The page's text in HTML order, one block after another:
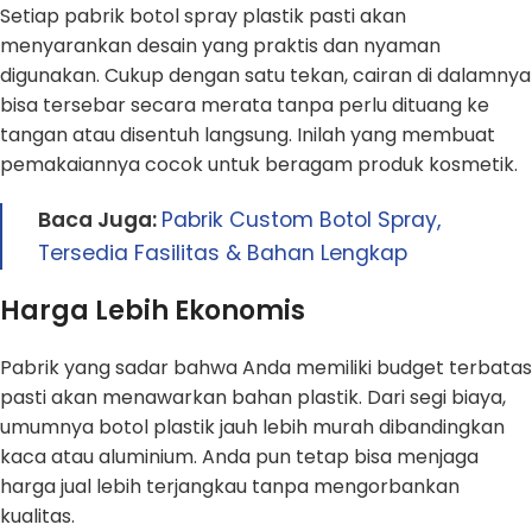
Setiap pabrik botol spray plastik pasti akan
menyarankan desain yang praktis dan nyaman
digunakan. Cukup dengan satu tekan, cairan di dalamnya
bisa tersebar secara merata tanpa perlu dituang ke
tangan atau disentuh langsung. Inilah yang membuat
pemakaiannya cocok untuk beragam produk kosmetik.
Baca Juga: Pabrik Custom Botol Spray,
Tersedia Fasilitas & Bahan Lengkap
Harga Lebih Ekonomis
Pabrik yang sadar bahwa Anda memiliki budget terbatas
pasti akan menawarkan bahan plastik. Dari segi biaya,
umumnya botol plastik jauh lebih murah dibandingkan
kaca atau aluminium. Anda pun tetap bisa menjaga
harga jual lebih terjangkau tanpa mengorbankan
kualitas.